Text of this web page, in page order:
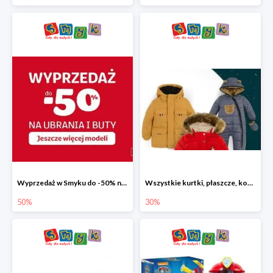
Wyprzedaż w Smyku do -50% na ubrania i buty
50%
Wszystkie kurtki, płaszcze, kombinezony i spodnie narciarskie -30%
30%